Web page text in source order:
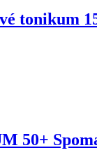
tonikum
50+